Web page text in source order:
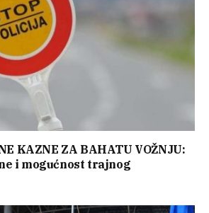
KAZNE ZA BAHATU VOŽNJU:
i mogućnost trajnog